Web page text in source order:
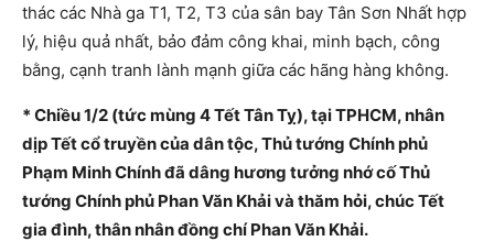
thác các Nhà ga T1, T2, T3 của sân bay Tân Sơn Nhất hợp
lý, hiệu quả nhất, bảo đảm công khai, minh bạch, công
bằng, cạnh tranh lành mạnh giữa các hãng hàng không.
* Chiều 1/2 (tức mùng 4 Tết Tân Tỵ), tại TPHCM, nhân
dịp Tết cổ truyền của dân tộc, Thủ tướng Chính phủ
Phạm Minh Chính đã dâng hương tưởng nhớ cố Thủ
tướng Chính phủ Phan Văn Khải và thăm hỏi, chúc Tết
gia đình, thân nhân đồng chí Phan Văn Khải.